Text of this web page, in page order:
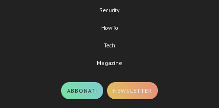
Security
HowTo
Tech
Magazine
ABBONATI NEWSLETTER